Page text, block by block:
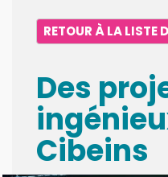
RETOUR À LA LISTE
Des
Cibeins